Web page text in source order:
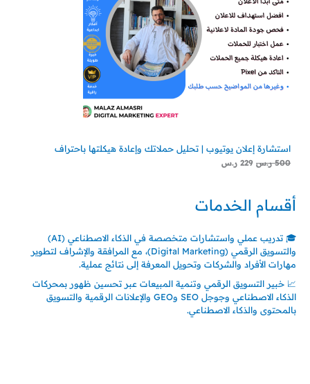
استشارة إعلان يوتيوب | تحليل حملاتك وإعادة هيكلتها باحتراف
500 ر.س 229 ر.س
أقسام الخدمات
🎓 تدريب عملي واستشارات متخصصة في الذكاء الاصطناعي (AI)
والتسويق الرقمي (Digital Marketing)، مع المرافقة والإشراف لتطوير
مهارات الأفراد والشركات وتحويل المعرفة إلى نتائج عملية.
📈 خبير التسويق الرقمي وتنمية المبيعات عبر تحسين ظهور بمحركات
الذكاء الاصطناعي وجوجل SEO وGEO والإعلانات الرقمية والتسويق
بالمحتوى والذكاء الاصطناعي.